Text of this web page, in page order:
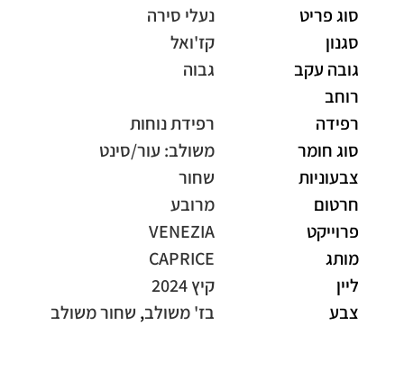
סוג פריט
נעלי סירה
סגנון
קז'ואל
גובה עקב
גבוה
רוחב
רפידה
רפידת נוחות
סוג חומר
משולב: עור/סינט
צבעוניות
שחור
חרטום
מרובע
פרוייקט
VENEZIA
מותג
CAPRICE
ליין
קיץ 2024
צבע
בז' משולב, שחור משולב